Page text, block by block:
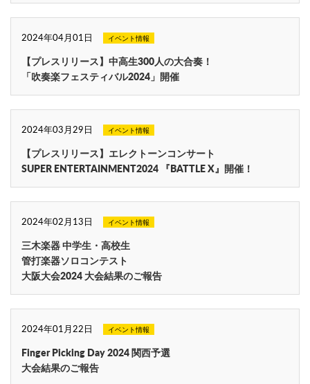
2024年04月01日 イベント情報
【プレスリリース】中高生300人の大合奏！
「吹奏楽フェスティバル2024」開催
2024年03月29日 イベント情報
【プレスリリース】エレクトーンコンサート
SUPER ENTERTAINMENT2024 『BATTLE X』開催！
2024年02月13日 イベント情報
三木楽器 中学生・高校生
管打楽器ソロコンテスト
大阪大会2024 大会結果のご報告
2024年01月22日 イベント情報
Finger Picking Day 2024 関西予選
大会結果のご報告